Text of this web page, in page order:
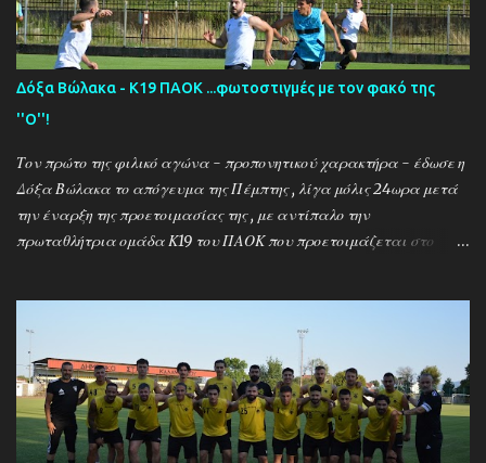
Δόξα Βώλακα - Κ19 ΠΑΟΚ ...φωτοστιγμές με τον φακό της
''Ο''!
Τον πρώτο της φιλικό αγώνα - προπονητικού χαρακτήρα - έδωσε η
Δόξα Βώλακα το απόγευμα της Πέμπτης , λίγα μόλις 24ωρα μετά
την έναρξη της προετοιμασίας της , με αντίπαλο την
πρωταθλήτρια ομάδα Κ19 του ΠΑΟΚ που προετοιμάζεται στο
έχουν ως νέο προπονητή τον Μαροκινό πρώην σταρ του ΠΑΟΚ και
της Νάπολι Ομάρ Ελ Καντουρί! Η αποστολή της Κ19 του ΠΑΟΚ ,
αφού ολοκλήρωσε το πρώτο μέρος των προπονήσεων στη Σουρωτή,
μετακόμισε στη Δράμα όπου θα παραμείνει έως τις 4 Αυγούστου.
Στο διάστημα της παραμονής της στον Βώλακα, η ομάδα θα δώσει